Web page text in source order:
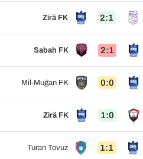
Zirä FK 2:1
Sabah FK 2:1
Mil-Muğan FK 0:0
Zirä FK 1:0
Turan Tovuz 1:1